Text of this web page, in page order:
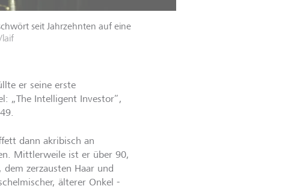
seit Jahrzehnten auf eine
laif
er seine erste
„The Intelligent Investor“,
dann akribisch an
Mittlerweile ist er über 90,
zerzausten Haar und
älterer Onkel -